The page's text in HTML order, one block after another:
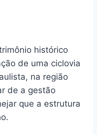
histórico
de uma ciclovia
na região
de a gestão
que a estrutura